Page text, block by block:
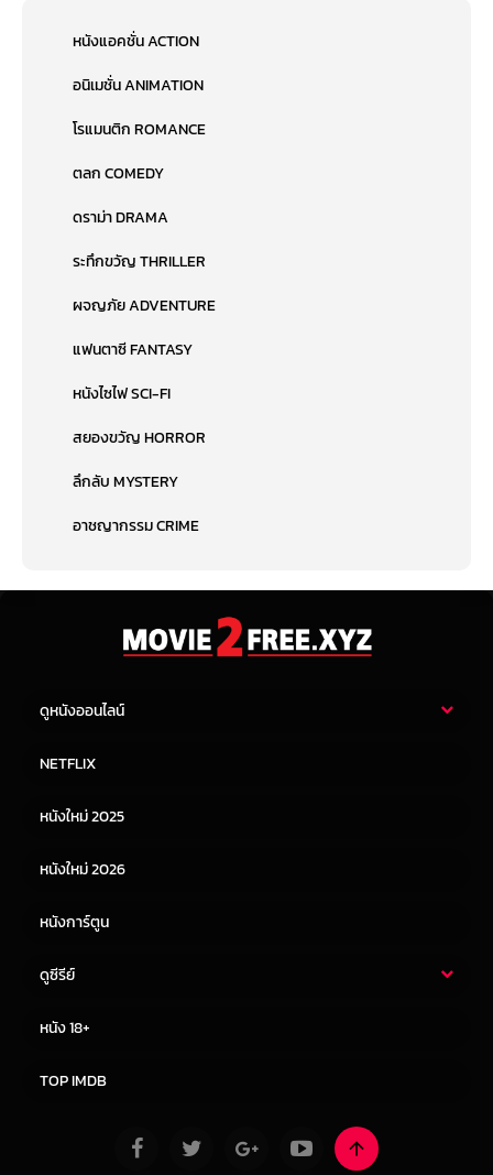
หนังแอคชั่น ACTION
อนิเมชั่น ANIMATION
โรแมนติก ROMANCE
ตลก COMEDY
ดราม่า DRAMA
ระทึกขวัญ THRILLER
ผจญภัย ADVENTURE
แฟนตาซี FANTASY
หนังไซไฟ SCI-FI
สยองขวัญ HORROR
ลึกลับ MYSTERY
อาชญากรรม CRIME
ดูหนังออนไลน์
หนังจีน
NETFLIX
หนังใหม่ 2025
หนังใหม่ 2026
หนังการ์ตูน
ดูซีรีย์
หนัง 18+
TOP IMDB